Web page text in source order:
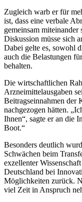
Zugleich warb er für
ist, dass eine verbale
gemeinsam
Diskussion müsse sich
Dabei gelte es, sowohl
auch die Belastungen
behalten.
Die wirtschaftlichen
Arzneimittelausgaben
Beitragseinnahmen der
nachgezogen hätten.
Ihnen“, sagte er an die
Boot.“
Besonders deutlich
Schwächen beim
exzellenter
Deutschland bei
Möglichkeiten zurück.
viel Zeit in Anspruch